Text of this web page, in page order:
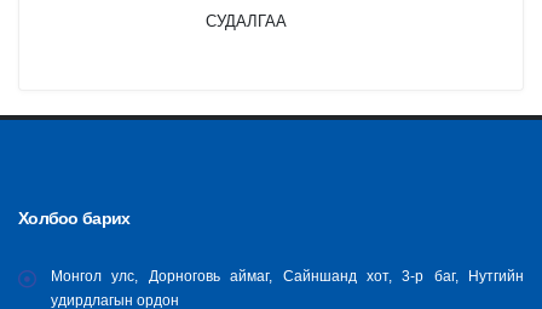
СУДАЛГАА
Холбоо барих
Монгол улс, Дорноговь аймаг, Сайншанд хот, 3-р баг, Нутгийн
удирдлагын ордон